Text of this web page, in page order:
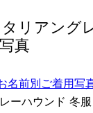
リアング
真
名前別ご着用写
ーハウンド 冬